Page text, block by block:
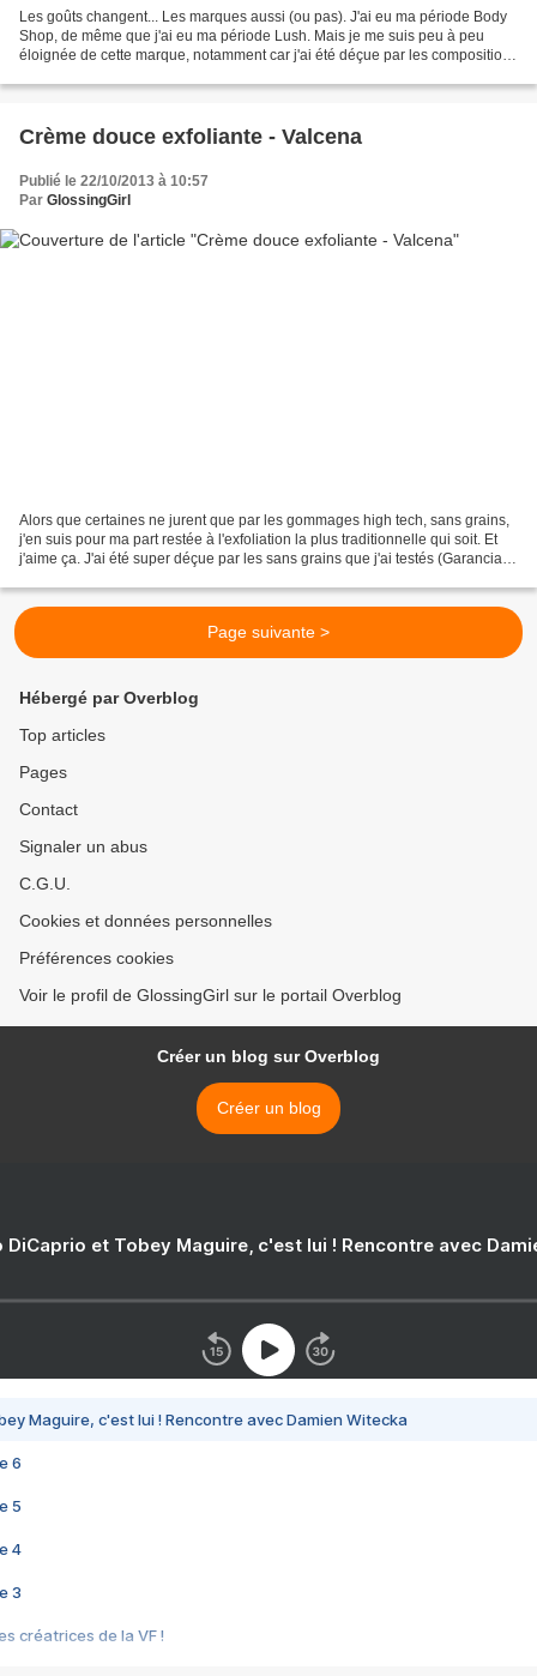
Les goûts changent... Les marques aussi (ou pas). J'ai eu ma période Body
Shop, de même que j'ai eu ma période Lush. Mais je me suis peu à peu
éloignée de cette marque, notamment car j'ai été déçue par les compositions
Crème douce exfoliante - Valcena
Publié le 22/10/2013 à 10:57
Par GlossingGirl
Alors que certaines ne jurent que par les gommages high tech, sans grains,
j'en suis pour ma part restée à l'exfoliation la plus traditionnelle qui soit. Et
j'aime ça. J'ai été super déçue par les sans grains que j'ai testés (Garancia,
Page suivante >
Hébergé par Overblog
Top articles
Pages
Contact
Signaler un abus
C.G.U.
Cookies et données personnelles
Préférences cookies
Voir le profil de GlossingGirl sur le portail Overblog
Créer un blog sur Overblog
Créer un blog
DiCaprio et Tobey Maguire, c'est lui ! Rencontre avec
Maguire, c'est lui ! Rencontre avec Damien Witecka
6
5
4
3
créatrices de la VF !